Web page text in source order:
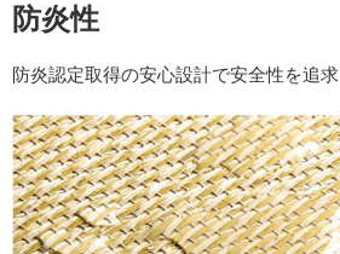
防炎性
防炎認定取得の安心設計で安全性を追求